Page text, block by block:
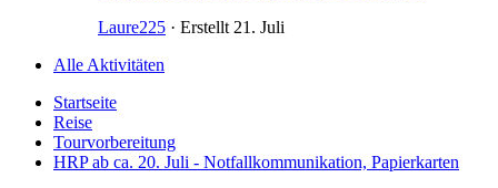
Laure225 · Erstellt 21. Juli
Alle Aktivitäten
Startseite
Reise
Tourvorbereitung
HRP ab ca. 20. Juli - Notfallkommunikation, Papierkarten